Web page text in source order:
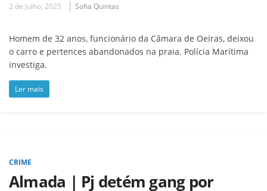
2 de Julho, 2025 Sofia Quintas
Homem de 32 anos, funcionário da Câmara de Oeiras, deixou
o carro e pertences abandonados na praia. Polícia Marítima
investiga.
Ler mais
CRIME
Almada | Pj detém gang por